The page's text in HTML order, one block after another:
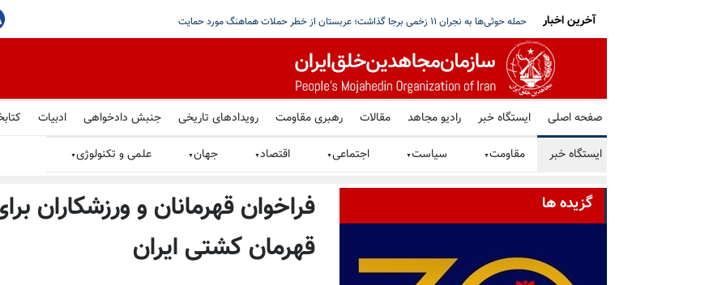
داده‌های اطلاعاتی تکان‌دهنده از هماهنگی حوثی‌ها و شبه‌نظامیان عراقی با حمایت سپاه برای حمله به آخرین اخبار
صفحه اصلی ایستگاه خبر رادیو مجاهد مقالات رهبری مقاومت رویدادهای تاریخی جنبش دادخواهی ادبیات
ایستگاه خبر مقاومت▼ سیاست▼ اجتماعی▼ اقتصاد▼ جهان▼ علمی و تکنولوژی▼
فراخوان قهرمانان و ورزشکاران
قهرمان کشتی ایران
گزیده ها